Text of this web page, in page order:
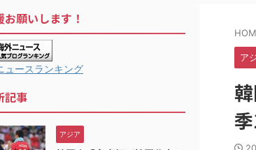
】 この佳子さまのボディライン、流石にエチエチすぎやろ！
】 大阪府警、ミナミの“ベトナムビル”を家宅捜索した結果・
】 ワイ「ラーメン一袋だけじゃ足らんわ！二袋作ったろ！」
画像】 GLAY・TERU＆パフィー亜美、レアな夫婦ショット
牛鉄板】 吉野家のステーキ定食1500円、ガチで美味そうｗｗ
「韓国に10年間の出場権剥奪や過去ワールドカップ、オリ
「韓国人の日本への好感度が最高記録を達成した理由」
「韓国サッカー協会の性接待問題のとんでもない言い訳が
独自開発したと自慢する甘いトマト、実はそこら辺のトマト
ア
お願いします！
ュースランキング
記事
アジア